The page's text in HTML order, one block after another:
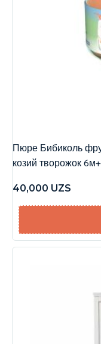
Пюре Бибиколь
козий творожок
40,000 UZS